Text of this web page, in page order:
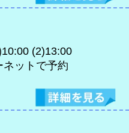
(2)13:00
ットで予約